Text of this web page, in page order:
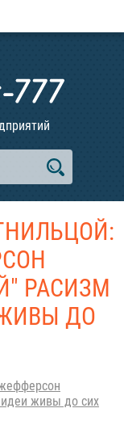
РАСИЗМ
ДО
живы до сих